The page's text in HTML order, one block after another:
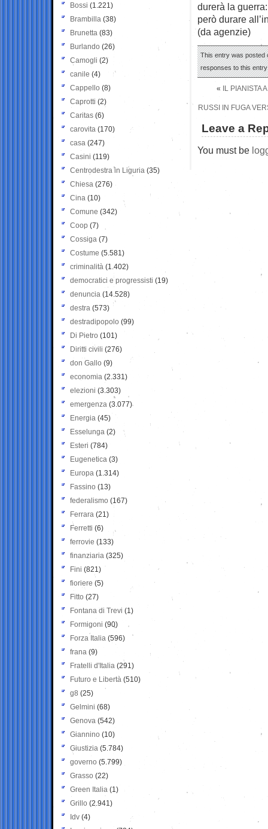
durerà la
però durare
(da agenzie)
This entry was posted
responses to this
« IL PIANISTA
RUSSI IN FUGA
Leave a
You must be
Bossi (1.221)
Brambilla (38)
Brunetta (83)
Burlando (26)
Camogli (2)
canile (4)
Cappello (8)
Caprotti (2)
Caritas (6)
carovita (170)
casa (247)
Casini (119)
Centrodestra in Liguria (35)
Chiesa (276)
Cina (10)
Comune (342)
Coop (7)
Cossiga (7)
Costume (5.581)
criminalità (1.402)
democratici e progressisti (19)
denuncia (14.528)
destra (573)
destradipopolo (99)
Di Pietro (101)
Diritti civili (276)
don Gallo (9)
economia (2.331)
elezioni (3.303)
emergenza (3.077)
Energia (45)
Esselunga (2)
Esteri (784)
Eugenetica (3)
Europa (1.314)
Fassino (13)
federalismo (167)
Ferrara (21)
Ferretti (6)
ferrovie (133)
finanziaria (325)
Fini (821)
fioriere (5)
Fitto (27)
Fontana di Trevi (1)
Formigoni (90)
Forza Italia (596)
frana (9)
Fratelli d'Italia (291)
Futuro e Libertà (510)
g8 (25)
Gelmini (68)
Genova (542)
Giannino (10)
Giustizia (5.784)
governo (5.799)
Grasso (22)
Green Italia (1)
Grillo (2.941)
Idv (4)